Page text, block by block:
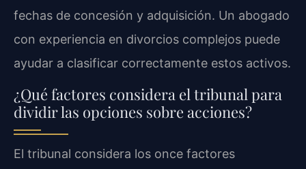
fechas de concesión y adquisición. Un abogado
con experiencia en divorcios complejos puede
ayudar a clasificar correctamente estos activos.
¿Qué factores considera el tribunal para
dividir las opciones sobre acciones?
El tribunal considera los once factores